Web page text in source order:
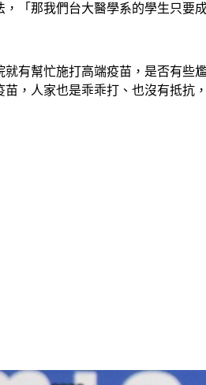
「那我們台大醫學系的學生只要
有幫忙施打高端疫苗，是否有
，人家也是乖乖打、也沒有抵抗